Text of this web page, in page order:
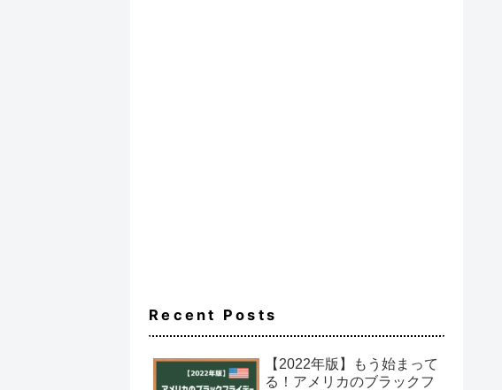
Recent Posts
【2022年版】もう始まって
る！アメリカのブラックフ